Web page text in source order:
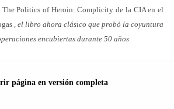
The Politics of Heroin: Complicity de la CIA en el
, el libro ahora clásico que probó la coyuntura
encubiertas durante 50 años
página en versión completa